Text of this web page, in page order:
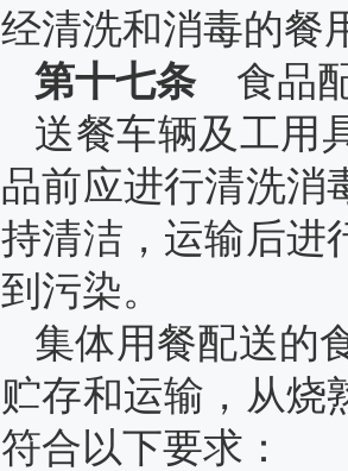
经清洗和消毒的餐
第十七条食品
送餐车辆及工用
品前应进行清洗消
持清洁，运输后进
到污染。
集体用餐配送的
贮存和运输，从烧
符合以下要求：